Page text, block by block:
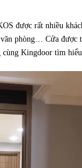
được rất nhiều
phòng… Cửa
Kingdoor tìm